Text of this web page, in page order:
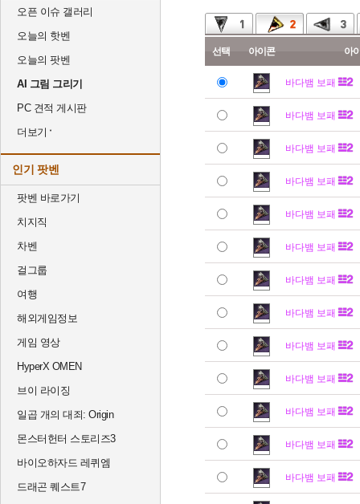
오픈 이슈 갤러리
오늘의 핫벤
오늘의 팟벤
AI 그림 그리기
PC 견적 게시판
더보기
인기 팟벤
팟벤 바로가기
치지직
차벤
걸그룹
여행
해외게임정보
게임 영상
HyperX OMEN
브이 라이징
일곱 개의 대죄: Origin
몬스터헌터 스토리즈3
바이오하자드 레퀴엠
드래곤 퀘스트7
선택 아이콘 아
바다뱀 보패
바다뱀 보패
바다뱀 보패
바다뱀 보패
바다뱀 보패
바다뱀 보패
바다뱀 보패
바다뱀 보패
바다뱀 보패
바다뱀 보패
바다뱀 보패
바다뱀 보패
바다뱀 보패